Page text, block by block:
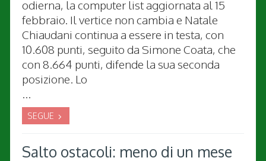
odierna, la computer list aggiornata al 15
febbraio. Il vertice non cambia e Natale
Chiaudani continua a essere in testa, con
10.608 punti, seguito da Simone Coata, che
con 8.664 punti, difende la sua seconda
posizione. Lo
...
SEGUE
Salto ostacoli: meno di un mese